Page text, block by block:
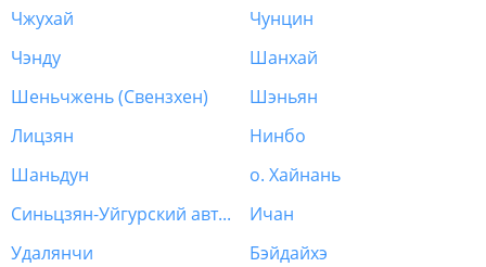
Чжухай
Чунцин
Чэнду
Шанхай
Шеньчжень (Свензхен)
Шэньян
Лицзян
Нинбо
Шаньдун
о. Хайнань
Синьцзян-Уйгурский автономный район (Урумчи)
Ичан
Удалянчи
Бэйдайхэ